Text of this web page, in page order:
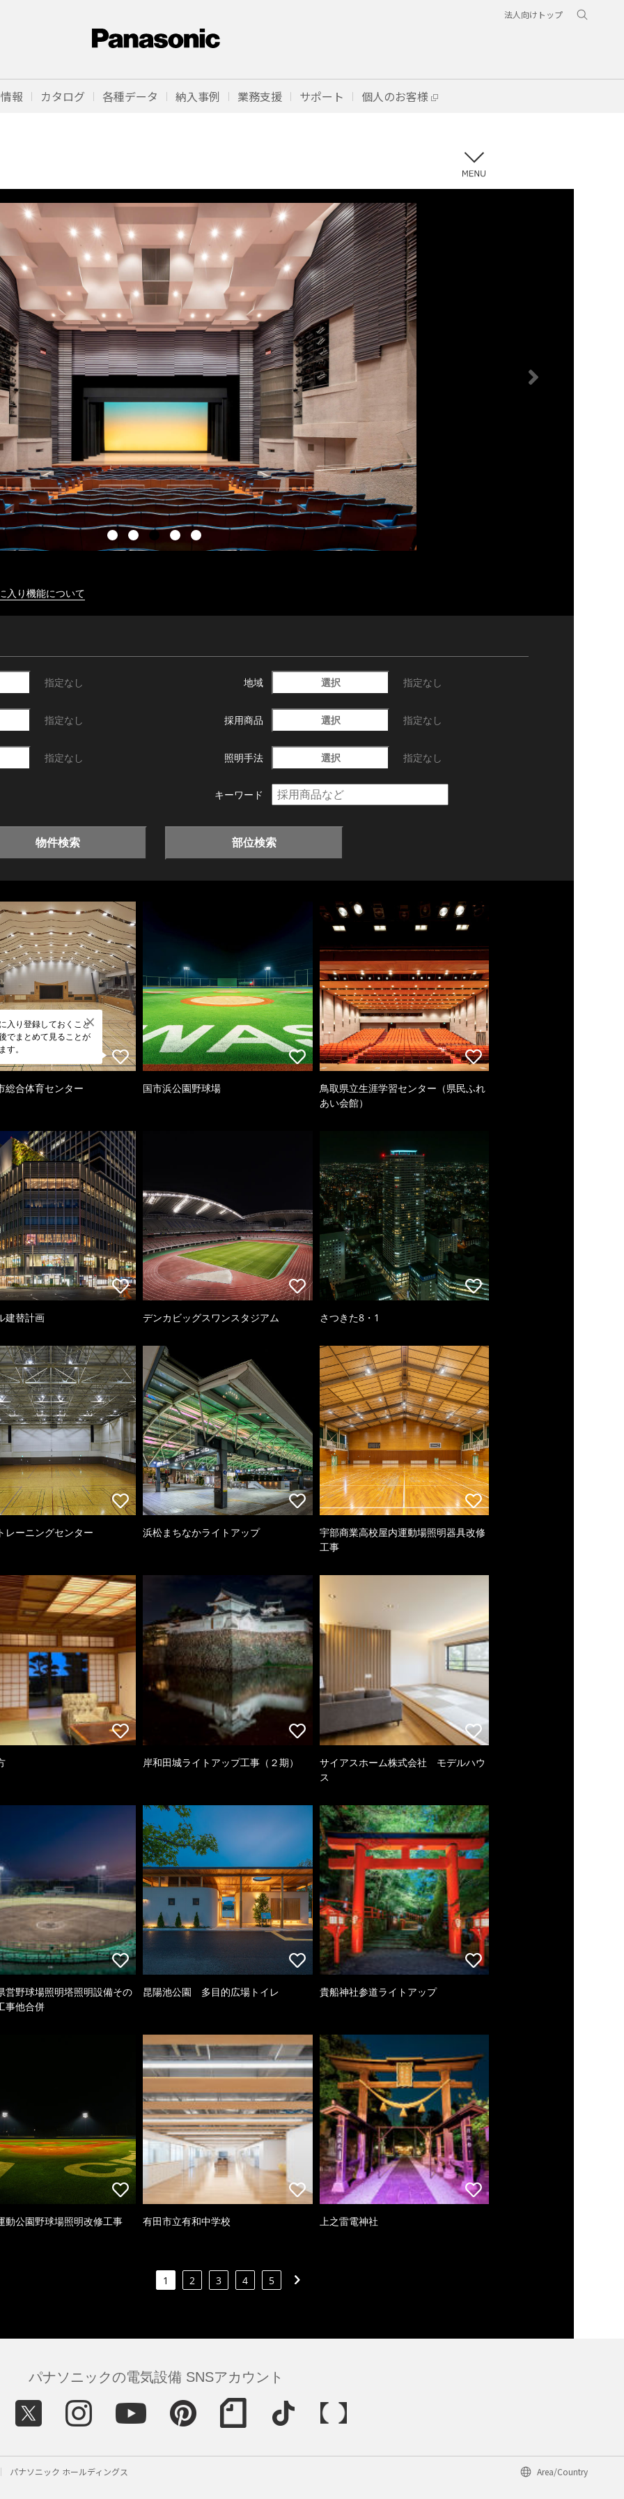
法人向けトップ
報 カタログ 各種データ 納入事例 業務支援 サポート 個人のお客様
入り機能について
指定なし 地域 選択 指定なし
指定なし 採用商品 選択 指定なし
指定なし 照明手法 選択 指定なし
キーワード
物件検索 部位検索
入り登録しておくこと
でまとめて見ることが
す。
総合体育センター 国市浜公園野球場
鳥取県立生涯学習センター（県民ふれ
あい会館）
建替計画 デンカビッグスワンスタジアム さつきた8・1
レーニングセンター 浜松まちなかライトアップ
宇部商業高校屋内運動場照明器具改修
工事
岸和田城ライトアップ工事（２期）
サイアスホーム株式会社 モデルハウ
ス
営野球場照明塔照明設備その
事他合併
昆陽池公園 多目的広場トイレ 貴船神社参道ライトアップ
動公園野球場照明改修工事 有田市立有和中学校 上之雷電神社
1 2 3 4 5
パナソニックの電気設備 SNSアカウント
パナソニック ホールディングス Area/Country